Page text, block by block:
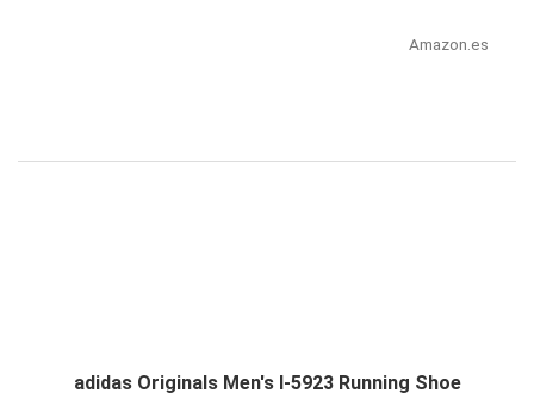
Amazon.es
adidas Originals Men's I-5923 Running Shoe